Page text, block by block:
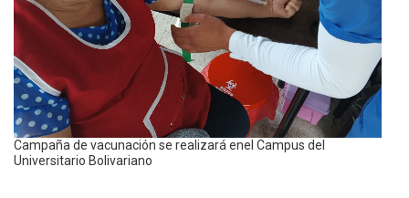
Campaña de vacunación se realizará enel Campus del
Universitario Bolivariano